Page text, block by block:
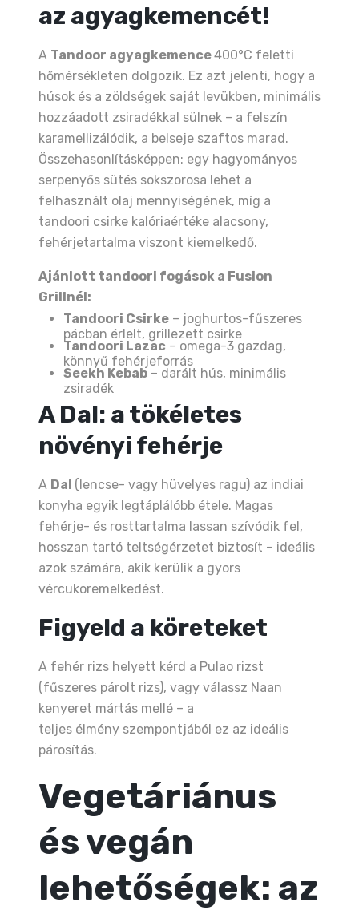
az agyagkemencét!
A Tandoor agyagkemence400°C feletti
hőmérsékleten dolgozik. Ez azt jelenti, hogy a
húsok és a zöldségek saját levükben, minimális
hozzáadott zsiradékkal sülnek – a felszín
karamellizálódik, a belseje szaftos marad.
Összehasonlításképpen: egy hagyományos
serpenyős sütés sokszorosa lehet a
felhasznált olaj mennyiségének, míg a
tandoori csirke kalóriaértéke alacsony,
fehérjetartalma viszont kiemelkedő.
Ajánlott tandoori fogások a Fusion
Grillnél:
Tandoori Csirke – joghurtos-fűszeres
pácban érlelt, grillezett csirke
Tandoori Lazac – omega-3 gazdag,
könnyű fehérjeforrás
Seekh Kebab – darált hús, minimális
zsiradék
A Dal: a tökéletes
növényi fehérje
A Dal (lencse- vagy hüvelyes ragu) az indiai
konyha egyik legtáplálóbb étele. Magas
fehérje- és rosttartalma lassan szívódik fel,
hosszan tartó teltségérzetet biztosít – ideális
azok számára, akik kerülik a gyors
vércukoremelkedést.
Figyeld a köreteket
A fehér rizs helyett kérd a Pulao rizst
(fűszeres párolt rizs), vagy válassz Naan
kenyeret mártás mellé – a
teljes élmény szempontjából ez az ideális
párosítás.
Vegetáriánus
és vegán
lehetőségek: az